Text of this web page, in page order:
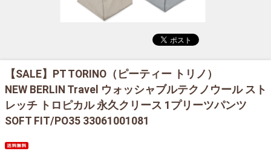
【SALE】
PT TORINO（ピーティー トリノ）
NEW BERLIN Travel ウォッシャブルテクノウール スト
レッチ トロピカル 永久クリース 1プリーツパンツ
SOFT FIT/PO35 33061001081